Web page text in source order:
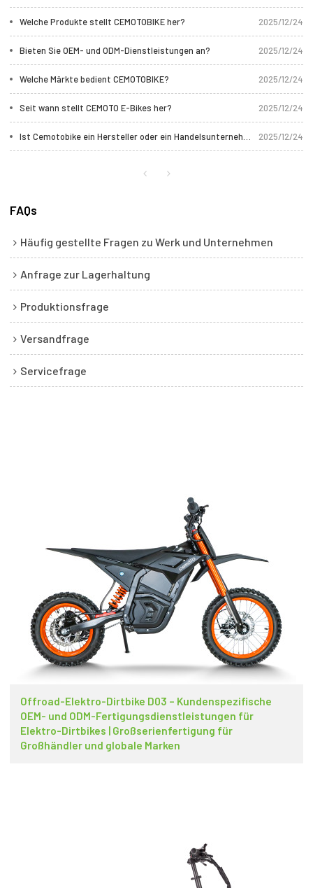
Welche Produkte stellt CEMOTOBIKE her? 2025/12/24
Bieten Sie OEM- und ODM-Dienstleistungen an? 2025/12/24
Welche Märkte bedient CEMOTOBIKE? 2025/12/24
Seit wann stellt CEMOTO E-Bikes her? 2025/12/24
2025/12/24
FAQs
Häufig gestellte Fragen zu Werk und Unternehmen
Anfrage zur Lagerhaltung
Produktionsfrage
Versandfrage
Servicefrage
Offroad-Elektro-Dirtbike D03 – Kundenspezifische
OEM- und ODM-Fertigungsdienstleistungen für
Elektro-Dirtbikes | Großserienfertigung für
Großhändler und globale Marken